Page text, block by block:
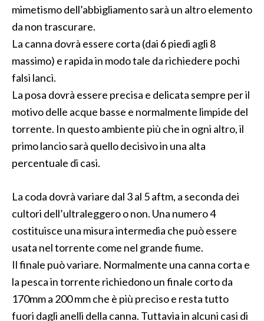
mimetismo dell’abbigliamento sarà un altro elemento
da non trascurare.
La canna dovrà essere corta (dai 6 piedi agli 8
massimo) e rapida in modo tale da richiedere pochi
falsi lanci.
La posa dovrà essere precisa e delicata sempre per il
motivo delle acque basse e normalmente limpide del
torrente. In questo ambiente più che in ogni altro, il
primo lancio sarà quello decisivo in una alta
percentuale di casi.
La coda dovrà variare dal 3 al 5 aftm, a seconda dei
cultori dell’ultraleggero o non. Una numero 4
costituisce una misura intermedia che può essere
usata nel torrente come nel grande fiume.
Il finale può variare. Normalmente una canna corta e
la pesca in torrente richiedono un finale corto da
170mm a 200 mm che è più preciso e resta tutto
fuori dagli anelli della canna. Tuttavia in alcuni casi di